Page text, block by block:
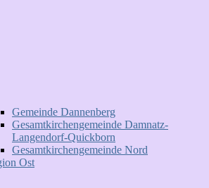
Gemeinde Dannenberg
Gesamtkirchengemeinde Damnatz-
Langendorf-Quickborn
Gesamtkirchengemeinde Nord
Ost